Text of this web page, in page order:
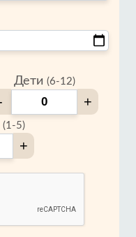
Дети (6-12)
+
(1-5)
+